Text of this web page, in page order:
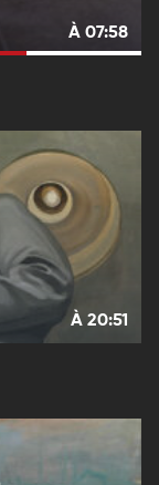
À 07:58
À 20:51